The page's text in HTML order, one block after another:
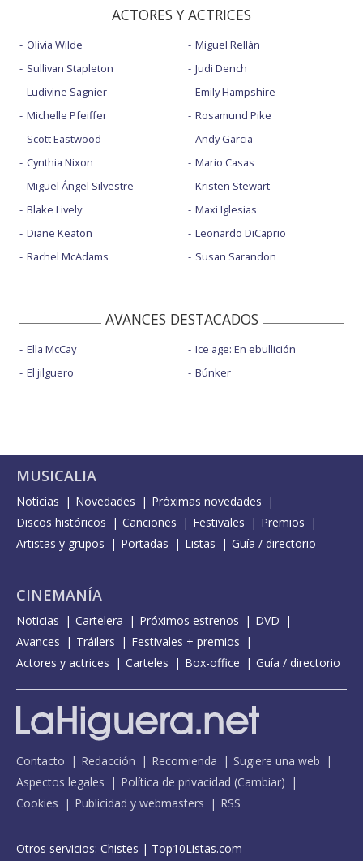
ACTORES Y ACTRICES
Olivia Wilde
Sullivan Stapleton
Ludivine Sagnier
Michelle Pfeiffer
Scott Eastwood
Cynthia Nixon
Miguel Ángel Silvestre
Blake Lively
Diane Keaton
Rachel McAdams
Miguel Rellán
Judi Dench
Emily Hampshire
Rosamund Pike
Andy Garcia
Mario Casas
Kristen Stewart
Maxi Iglesias
Leonardo DiCaprio
Susan Sarandon
AVANCES DESTACADOS
Ella McCay
El jilguero
Ice age: En ebullición
Búnker
MUSICALIA
Noticias Novedades
Próximas novedades
Discos históricos
Canciones Festivales
Premios
Artistas y grupos
Portadas Listas Guía / directorio
CINEMANÍA
Noticias Cartelera Próximos estrenos
DVD
Avances
Tráilers
Festivales + premios
Actores y actrices
Carteles Box-office Guía / directorio
Contacto Redacción Recomienda
Sugiere una web
Aspectos legales
Política de privacidad (Cambiar)
Cookies
Publicidad y webmasters RSS
Otros servicios: Chistes | Top10Listas.com